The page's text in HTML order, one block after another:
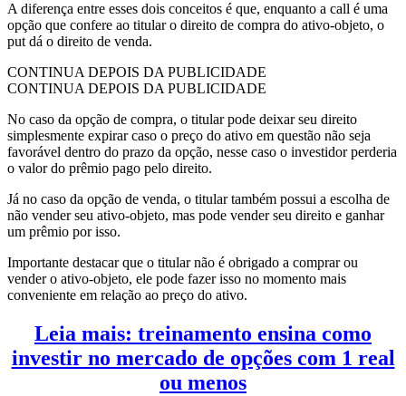
A diferença entre esses dois conceitos é que, enquanto a call é uma
opção que confere ao titular o direito de compra do ativo-objeto, o
put dá o direito de venda.
CONTINUA DEPOIS DA PUBLICIDADE
CONTINUA DEPOIS DA PUBLICIDADE
No caso da opção de compra, o titular pode deixar seu direito
simplesmente expirar caso o preço do ativo em questão não seja
favorável dentro do prazo da opção, nesse caso o investidor perderia
o valor do prêmio pago pelo direito.
Já no caso da opção de venda, o titular também possui a escolha de
não vender seu ativo-objeto, mas pode vender seu direito e ganhar
um prêmio por isso.
Importante destacar que o titular não é obrigado a comprar ou
vender o ativo-objeto, ele pode fazer isso no momento mais
conveniente em relação ao preço do ativo.
Leia mais: treinamento ensina como
investir no mercado de opções com 1 real
ou menos